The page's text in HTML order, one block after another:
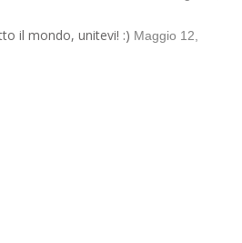
il mondo, unitevi! :) Maggio 12,